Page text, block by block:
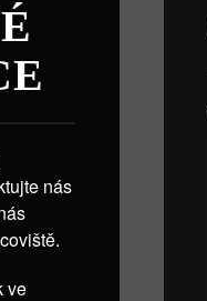
nás
ve